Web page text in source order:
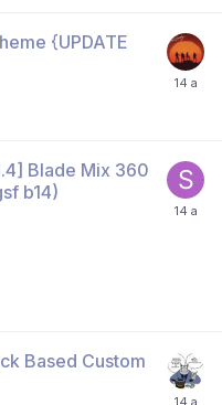
{UPDATE
Blade Mix 360
b14)
Based Custom